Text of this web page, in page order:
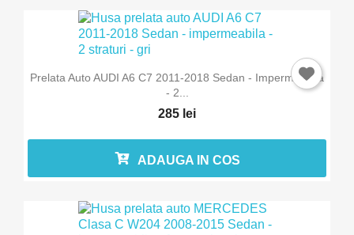
Prelata Auto AUDI A6 C7 2011-2018 Sedan - Impermeabila
- 2...
285 lei
ADAUGA IN COS